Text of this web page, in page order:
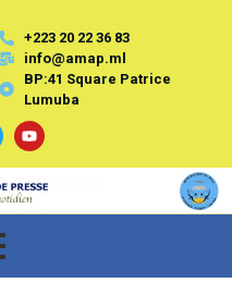
+223 20 22 36 83
info@amap.ml
BP:41 Square Patrice
Lumuba